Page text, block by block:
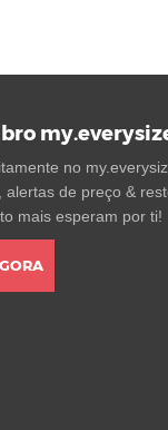
no
alertas de preço &
mais esperam por ti!